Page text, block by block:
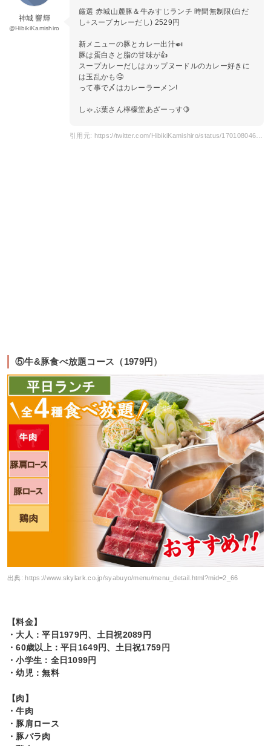
神城 響輝
@HibikiKamishiro
厳選 赤城山麓豚＆牛みすじランチ 時間無制限(白だ
し+スープカレーだし) 2529円
新メニューの豚とカレー出汁🍛
豚は蛋白さと脂の甘味が👍
スープカレーだしはカップヌードルのカレー好きに
は玉乱かも🤤
って事で〆はカレーラーメン!
しゃぶ葉さん檸檬堂あざーっす🍋
⑤牛&豚食べ放題コース（1979円）
出典:https://www.skylark.co.jp/syabuyo/menu/menu_detail.html?mid=2_66
【料金】
・大人：平日1979円、土日祝2089円
・60歳以上：平日1649円、土日祝1759円
・小学生：全日1099円
・幼児：無料
【肉】
・牛肉
・豚肩ロース
・豚バラ肉